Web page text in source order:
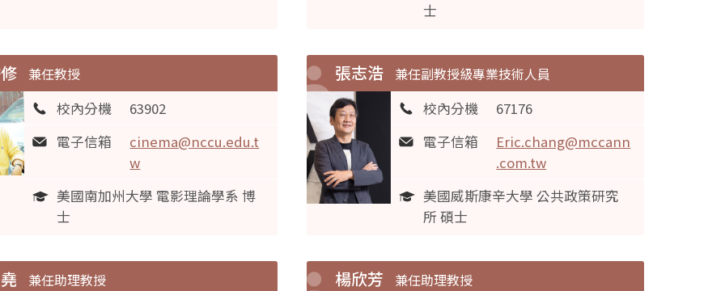
士
兼任教授
校內分機
63902
電子信箱
cinema@nccu.edu.t
w
美國南加州大學 電影理論學系 博
士
張志浩 兼任副教授級專業技術人員
校內分機
67176
電子信箱
Eric.chang@mccann
.com.tw
美國威斯康辛大學 公共政策研究
所 碩士
兼任助理教授 楊欣芳 兼任助理教授